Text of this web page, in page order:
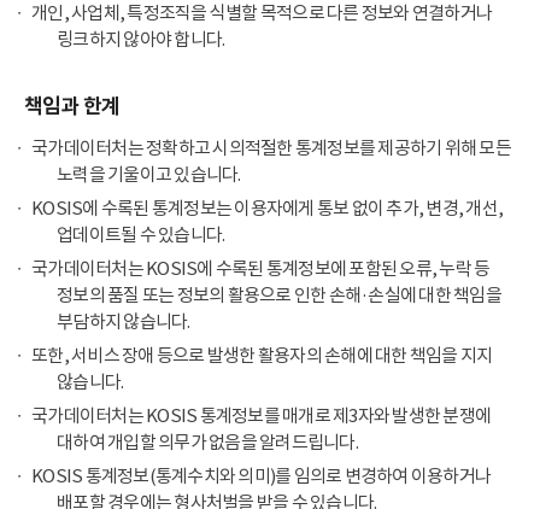
개인, 사업체, 특정조직을 식별할 목적으로 다른 정보와 연결하거나
링크하지 않아야 합니다.
책임과 한계
국가데이터처는 정확하고 시의적절한 통계정보를 제공하기 위해 모든
노력을 기울이고 있습니다.
KOSIS에 수록된 통계정보는 이용자에게 통보 없이 추가, 변경, 개선,
업데이트될 수 있습니다.
국가데이터처는 KOSIS에 수록된 통계정보에 포함된 오류, 누락 등
정보의 품질 또는 정보의 활용으로 인한 손해·손실에 대한 책임을
부담하지 않습니다.
또한, 서비스 장애 등으로 발생한 활용자의 손해에 대한 책임을 지지
않습니다.
국가데이터처는 KOSIS 통계정보를 매개로 제3자와 발생한 분쟁에
대하여 개입할 의무가 없음을 알려드립니다.
KOSIS 통계정보(통계수치와 의미)를 임의로 변경하여 이용하거나
배포할 경우에는 형사처벌을 받을 수 있습니다.